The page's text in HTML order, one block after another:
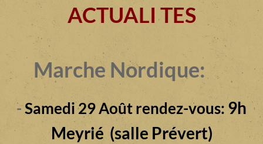
ACTUALI TES
Marche Nordique:
-Samedi 29 Août rendez-vous: 9h
Meyrié (salle Prévert)